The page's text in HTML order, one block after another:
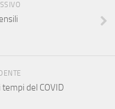
del COVID